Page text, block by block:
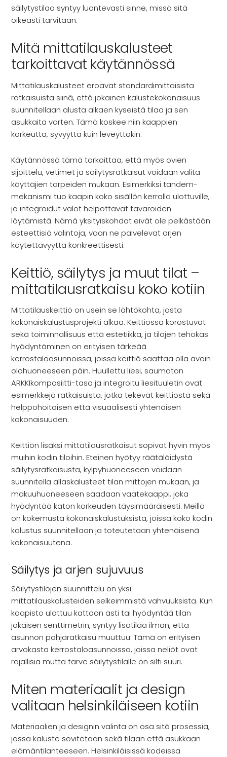
säilytystilaa syntyy luontevasti sinne, missä sitä
oikeasti tarvitaan.
Mitä mittatilauskalusteet
tarkoittavat käytännössä
Mittatilauskalusteet eroavat standardimittaisista
ratkaisuista siinä, että jokainen kalustekokonaisuus
suunnitellaan alusta alkaen kyseistä tilaa ja sen
asukkaita varten. Tämä koskee niin kaappien
korkeutta, syvyyttä kuin leveyttäkin.
Käytännössä tämä tarkoittaa, että myös ovien
sijoittelu, vetimet ja säilytysratkaisut voidaan valita
käyttäjien tarpeiden mukaan. Esimerkiksi tandem-
mekanismi tuo kaapin koko sisällön kerralla ulottuville,
ja integroidut valot helpottavat tavaroiden
löytämistä. Nämä yksityiskohdat eivät ole pelkästään
esteettisiä valintoja, vaan ne palvelevat arjen
käytettävyyttä konkreettisesti.
Keittiö, säilytys ja muut tilat –
mittatilausratkaisu koko kotiin
Mittatilauskeittiö on usein se lähtökohta, josta
kokonaiskalustusprojekti alkaa. Keittiössä korostuvat
sekä toiminnallisuus että estetiikka, ja tilojen tehokas
hyödyntäminen on erityisen tärkeää
kerrostaloasunnoissa, joissa keittiö saattaa olla avoin
olohuoneeseen päin. Huullettu liesi, saumaton
ARKKIkomposiitti-taso ja integroitu liesituuletin ovat
esimerkkejä ratkaisuista, jotka tekevät keittiöstä sekä
helppohoitoisen että visuaalisesti yhtenäisen
kokonaisuuden.
Keittiön lisäksi mittatilausratkaisut sopivat hyvin myös
muihin kodin tiloihin. Eteinen hyötyy räätälöidystä
säilytysratkaisusta, kylpyhuoneeseen voidaan
suunnitella allaskalusteet tilan mittojen mukaan, ja
makuuhuoneeseen saadaan vaatekaappi, joka
hyödyntää katon korkeuden täysimääräisesti. Meillä
on kokemusta kokonaiskalustuksista, joissa koko kodin
kalustus suunnitellaan ja toteutetaan yhtenäisenä
kokonaisuutena.
Säilytys ja arjen sujuvuus
Säilytystilojen suunnittelu on yksi
mittatilauskalusteiden selkeimmistä vahvuuksista. Kun
kaapisto ulottuu kattoon asti tai hyödyntää tilan
jokaisen senttimetrin, syntyy lisätilaa ilman, että
asunnon pohjaratkaisu muuttuu. Tämä on erityisen
arvokasta kerrostaloasunnoissa, joissa neliöt ovat
rajallisia mutta tarve säilytystilalle on silti suuri.
Miten materiaalit ja design
valitaan helsinkiläiseen kotiin
Materiaalien ja designin valinta on osa sitä prosessia,
jossa kaluste sovitetaan sekä tilaan että asukkaan
elämäntilanteeseen. Helsinkiläisissä kodeissa